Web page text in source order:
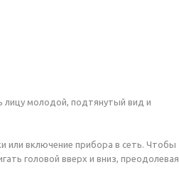
лицу молодой, подтянутый вид и
или включение прибора в сеть. Чтобы
головой вверх и вниз, преодолевая